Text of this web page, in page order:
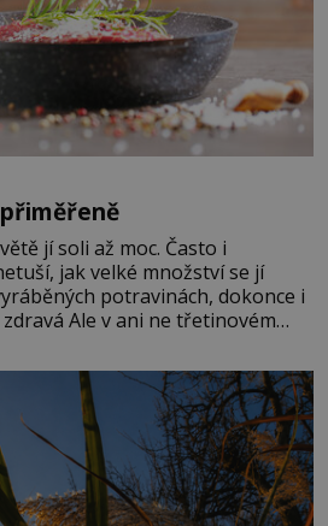
jí soli až moc. Často i
jak velké množství se jí
potravinách, dokonce i
Ale v ani ne třetinovém
chlór – jsou zásadní pro